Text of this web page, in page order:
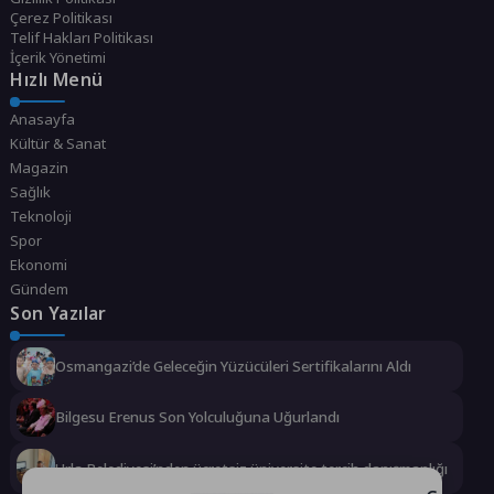
Çerez Politikası
Telif Hakları Politikası
İçerik Yönetimi
Hızlı Menü
Anasayfa
Kültür & Sanat
Magazin
Sağlık
Teknoloji
Spor
Ekonomi
Gündem
Son Yazılar
Osmangazi’de Geleceğin Yüzücüleri Sertifikalarını Aldı
Bilgesu Erenus Son Yolculuğuna Uğurlandı
Urla Belediyesi’nden ücretsiz üniversite tercih danışmanlığı